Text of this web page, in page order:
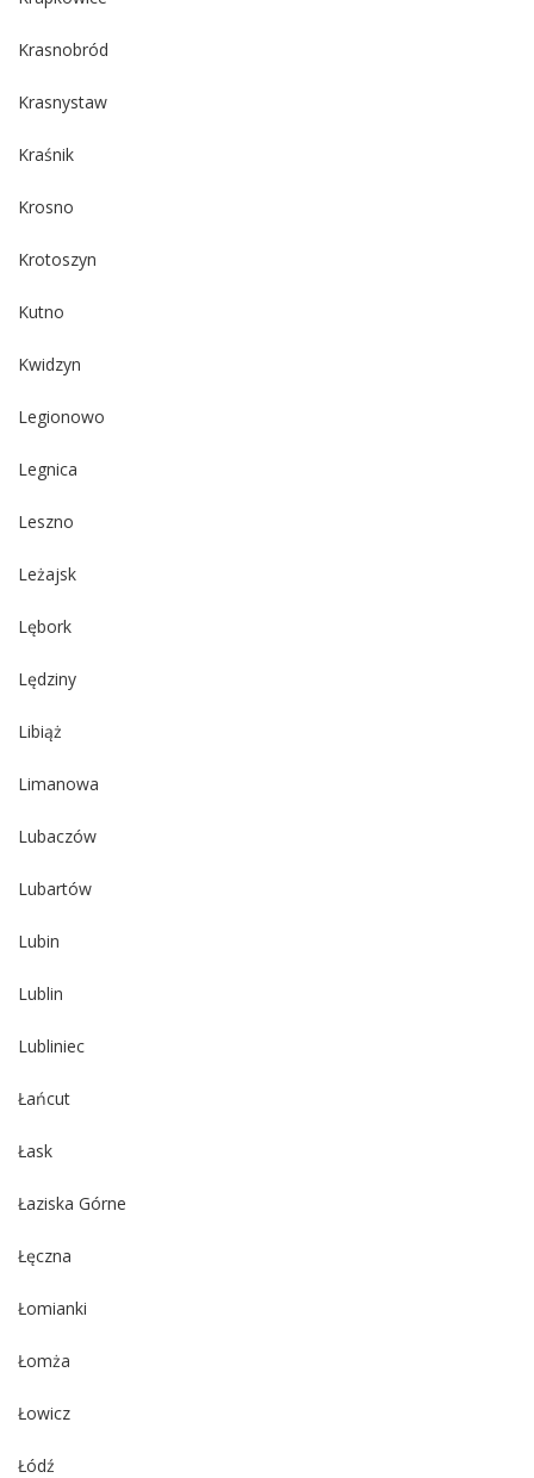
Krasnobród
Krasnystaw
Kraśnik
Krosno
Krotoszyn
Kutno
Kwidzyn
Legionowo
Legnica
Leszno
Leżajsk
Lębork
Lędziny
Libiąż
Limanowa
Lubaczów
Lubartów
Lubin
Lublin
Lubliniec
Łańcut
Łask
Łaziska Górne
Łęczna
Łomianki
Łomża
Łowicz
Łódź